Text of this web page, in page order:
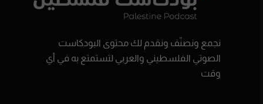
نجمع ونصنّف ونقدم لك محتوى البودكاست
الصوتي الفلسطيني والعربي لتستمتع به في أي
وقت